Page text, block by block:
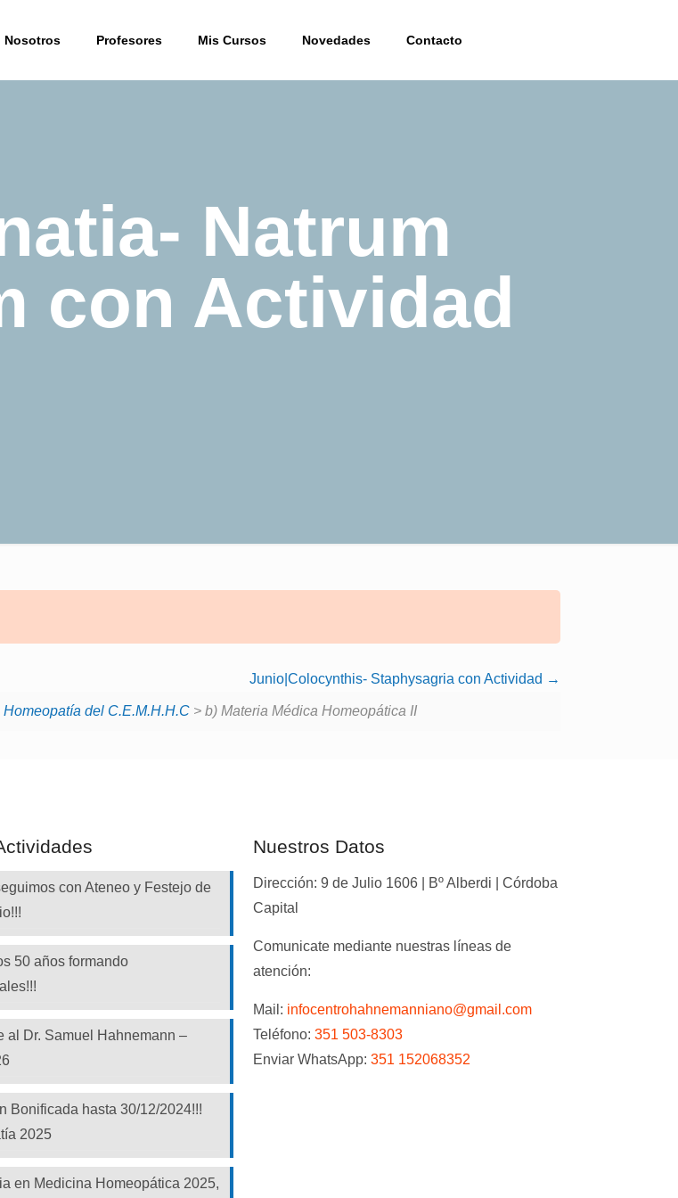
Nosotros Profesores Mis Cursos Novedades Contacto
Natrum
con Actividad
Junio|Colocynthis- Staphysagria con Actividad
del C.E.M.H.H.C> b) Materia Médica Homeopática II
con Ateneo y Festejo de
50 años formando
al Dr. Samuel Hahnemann –
Bonificada hasta 30/12/2024!!!
2025
en Medicina Homeopática 2025,
Nuestros Datos
Dirección: 9 de Julio 1606 | Bº Alberdi | Córdoba
Capital
Comunicate mediante nuestras líneas de
atención:
Mail: infocentrohahnemanniano@gmail.com
Teléfono: 351 503-8303
Enviar WhatsApp: 351 152068352